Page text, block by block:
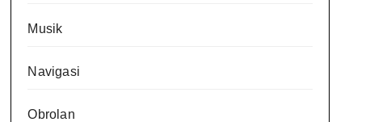
Musik
Navigasi
Obrolan